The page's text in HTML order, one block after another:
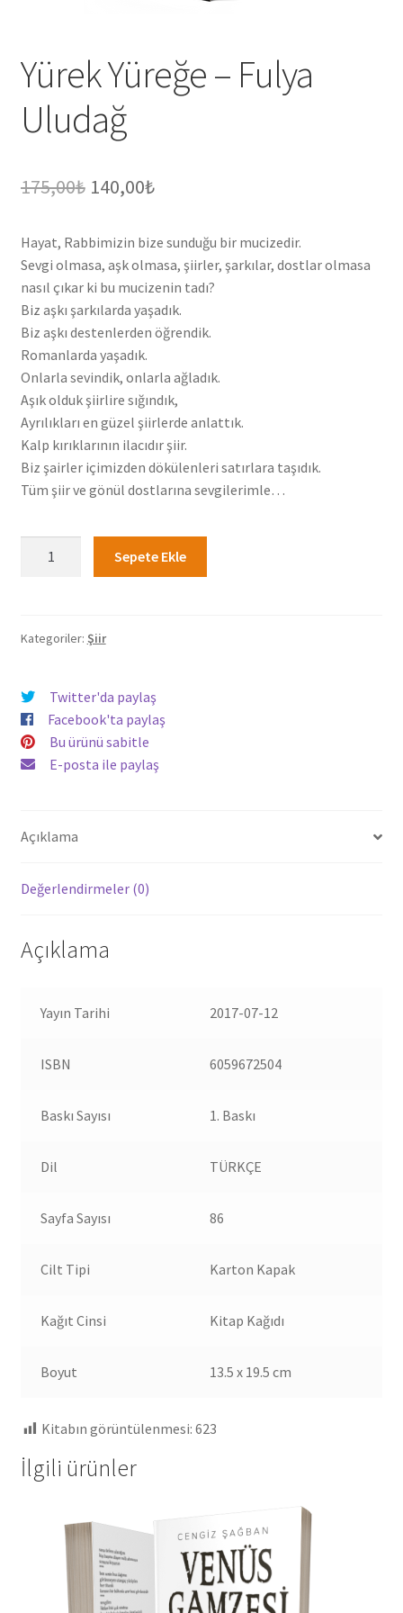
Ödeme
Products Page
Your Account
Sepet
Teslimat ve İade Hakkı
Yürek Yüreğe – Fulya
Uludağ
175,00₺ Orijinal
175,00₺.
140,00₺Şu
fiyat:
140,00₺.
Hayat, Rabbimizin bize sunduğu bir mucizedir.
Sevgi olmasa, aşk olmasa, şiirler, şarkılar, dostlar olmasa
nasıl çıkar ki bu mucizenin tadı?
Biz aşkı şarkılarda yaşadık.
Biz aşkı destenlerden öğrendik.
Romanlarda yaşadık.
Onlarla sevindik, onlarla ağladık.
Aşık olduk şiirlire sığındık,
Ayrılıkları en güzel şiirlerde anlattık.
Kalp kırıklarının ilacıdır şiir.
Biz şairler içimizden dökülenleri satırlara taşıdık.
Tüm şiir ve gönül dostlarına sevgilerimle…
Uludağ
Sepete Ekle
Kategoriler: Şiir
Twitter'da paylaş
Facebook'ta paylaş
Bu ürünü sabitle
E-posta ile paylaş
Açıklama
Değerlendirmeler (0)
Açıklama
Yayın Tarihi 2017-07-12
ISBN 6059672504
Baskı Sayısı 1. Baskı
Dil TÜRKÇE
Sayfa Sayısı 86
Cilt Tipi Karton Kapak
Kağıt Cinsi Kitap Kağıdı
Boyut 13.5 x 19.5 cm
Kitabın görüntülenmesi: 623
İlgili ürünler